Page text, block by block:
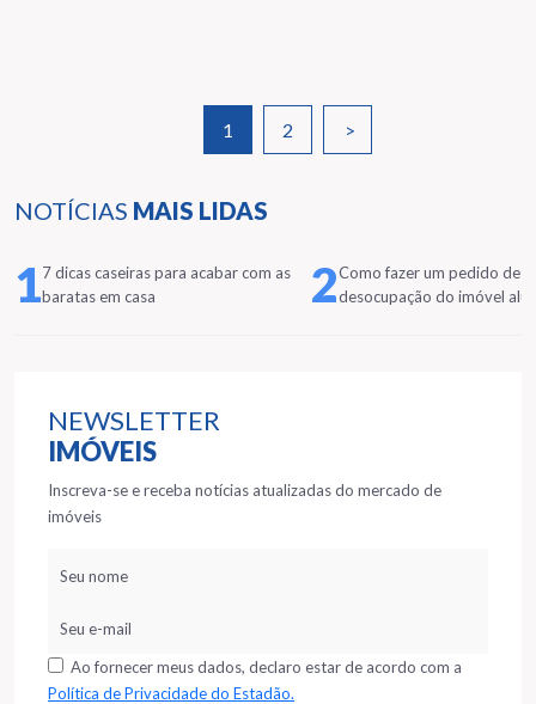
NOTÍCIAS MAIS LIDAS
17 dicas caseiras para acabar com as
baratas em casa
2Como fazer um pedido de
desocupação do imóvel
NEWSLETTER
IMÓVEIS
Inscreva-se e receba notícias atualizadas do mercado de
imóveis
Ao fornecer meus dados, declaro estar de acordo com a
Política de Privacidade do Estadão.
1 2 >